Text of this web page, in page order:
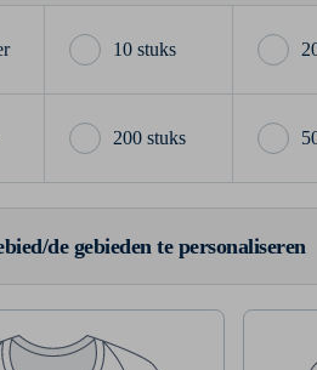
10 stuks
200 stuks
de gebieden te personaliseren